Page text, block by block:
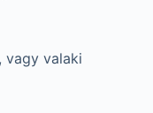
vagy valaki